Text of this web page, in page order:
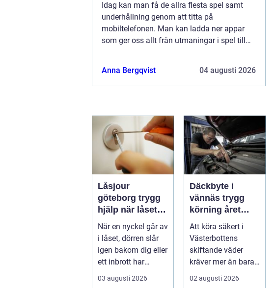
Idag kan man få de allra flesta spel samt
underhållning genom att titta på
mobiltelefonen. Man kan ladda ner appar
som ger oss allt från utmaningar i spel till
Anna Bergqvist 04 augusti 2026
Låsjour
göteborg trygg
hjälp när låset
krånglar
När en nyckel går av
i låset, dörren slår
igen bakom dig eller
ett inbrott har
skadat dörr och
03 augusti 2026
Däckbyte i
vännäs trygg
körning året
runt
Att köra säkert i
Västerbottens
skiftande väder
kräver mer än bara
ett körkort och en
02 augusti 2026